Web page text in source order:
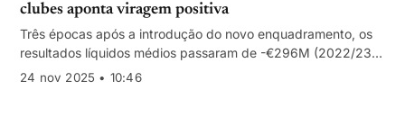
clubes aponta viragem positiva
Três épocas após a introdução do novo enquadramento, os
resultados líquidos médios passaram de -€296M (2022/23)
para +€100M (2024/25), suportados por crescimento de
24 nov 2025 • 10:46